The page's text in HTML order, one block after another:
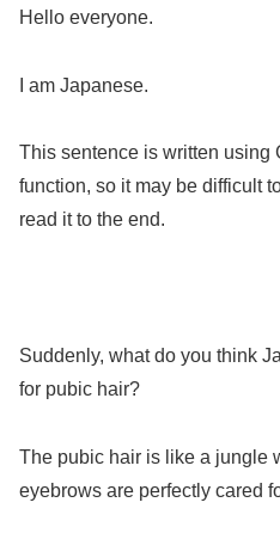
Hello everyone.
I am Japanese.
This sentence is written using
function, so it may be difficult
read it to the end.
Suddenly, what do you think
for pubic hair?
The pubic hair is like a jungle
eyebrows are perfectly cared